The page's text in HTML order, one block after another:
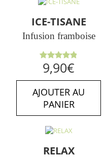
ICE-TISANE
Infusion framboise
Note
4.86sur
5
9,90€
AJOUTER AU
PANIER
RELAX